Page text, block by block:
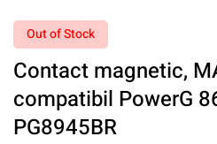
Out of Stock
Contact magnetic,
compatibil PowerG
PG8945BR